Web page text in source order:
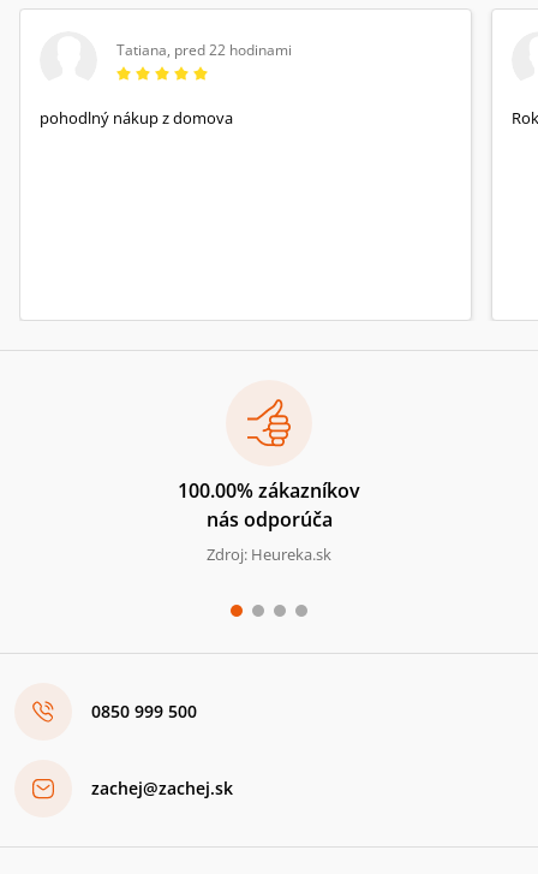
Tatiana, pred 22 hodinami
pohodlný nákup z domova
100.00% zákazníkov
nás odporúča
Zdroj: Heureka.sk
0850 999 500
zachej@zachej.sk